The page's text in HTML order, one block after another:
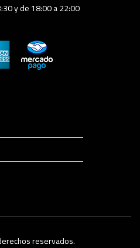
y de 18:00 a 22:00
reservados.